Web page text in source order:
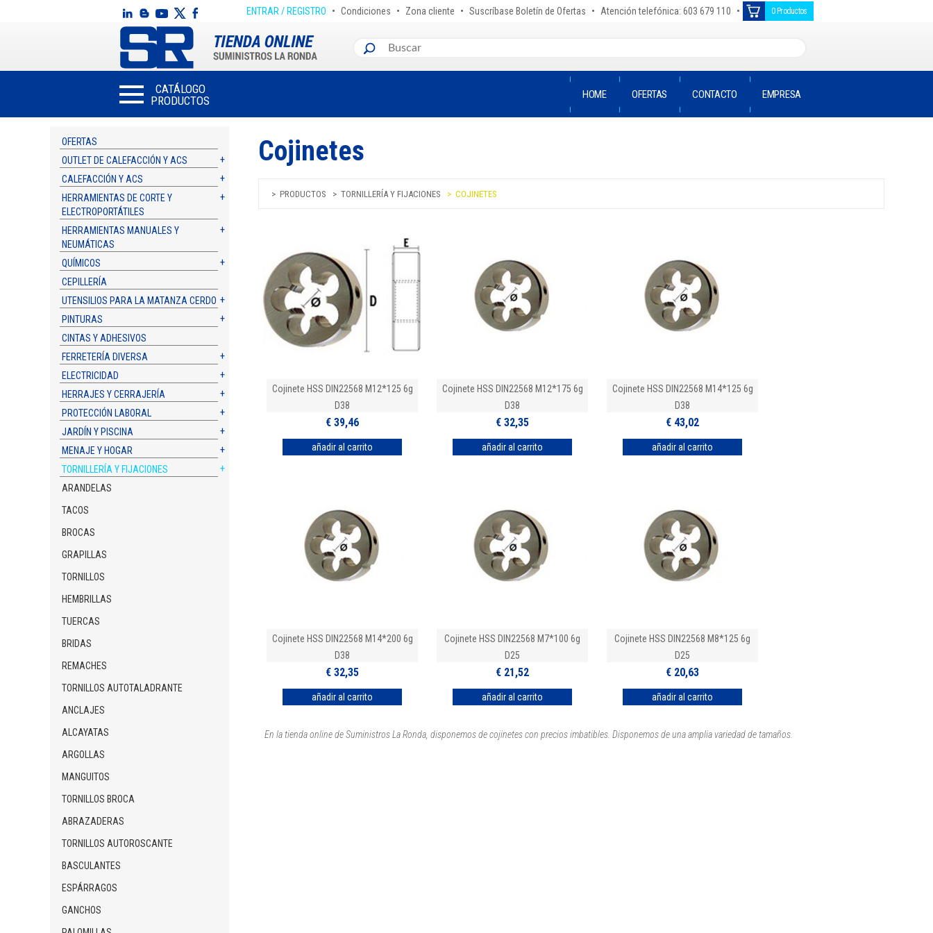
0 Productos
ENTRAR / REGISTRO • Condiciones • Zona cliente • Suscríbase Boletín de Ofertas • Atención telefónica: 603 679 110 •
CATÁLOGO
PRODUCTOS
HOME OFERTAS CONTACTO EMPRESA
OFERTAS
OUTLET DE CALEFACCIÓN Y ACS
CALEFACCIÓN Y ACS
HERRAMIENTAS DE CORTE Y
ELECTROPORTÁTILES
HERRAMIENTAS MANUALES Y
NEUMÁTICAS
QUÍMICOS
CEPILLERÍA
UTENSILIOS PARA LA MATANZA CERDO
PINTURAS
CINTAS Y ADHESIVOS
FERRETERÍA DIVERSA
ELECTRICIDAD
HERRAJES Y CERRAJERÍA
PROTECCIÓN LABORAL
JARDÍN Y PISCINA
MENAJE Y HOGAR
TORNILLERÍA Y FIJACIONES
ARANDELAS
TACOS
BROCAS
GRAPILLAS
TORNILLOS
HEMBRILLAS
TUERCAS
BRIDAS
REMACHES
TORNILLOS AUTOTALADRANTE
ANCLAJES
ALCAYATAS
ARGOLLAS
MANGUITOS
TORNILLOS BROCA
ABRAZADERAS
TORNILLOS AUTOROSCANTE
BASCULANTES
ESPÁRRAGOS
GANCHOS
Cojinetes
PRODUCTOS TORNILLERÍA Y FIJACIONES COJINETES
Cojinete HSS DIN22568 M12*125 6g
D38
€ 39,46
Cojinete HSS DIN22568 M12*175 6g
D38
€ 32,35
Cojinete HSS DIN22568 M14*125 6g
D38
€ 43,02
Cojinete HSS DIN22568 M14*200 6g
D38
€ 32,35
Cojinete HSS DIN22568 M7*100 6g
D25
€ 21,52
Cojinete HSS DIN22568 M8*125 6g
D25
€ 20,63
En la tienda online de Suministros La Ronda, disponemos de cojinetes con precios imbatibles. Disponemos de una amplia variedad de tamaños.